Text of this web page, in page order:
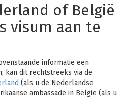
of België
visum aan te
informatie een
kan dit rechtstreeks via de
(als u de Nederlandse
ambassade in België (als u